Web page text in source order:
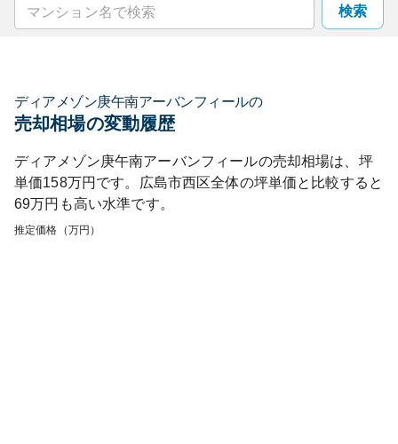
検索
ディアメゾン庚午南アーバンフィールの
売却相場の変動履歴
ディアメゾン庚午南アーバンフィールの売却相場は、坪
単価158万円です。 広島市西区全体の坪単価と比較すると
69万円も高い水準です。
推定価格（万円）